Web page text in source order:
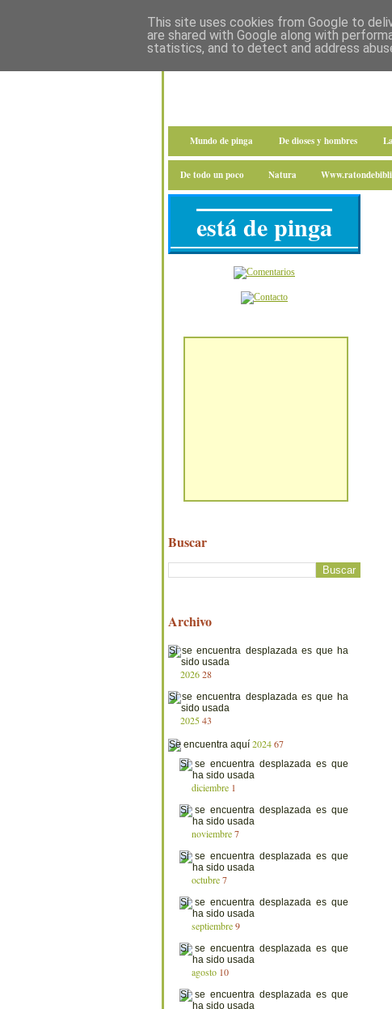
Mundo de pinga De dioses y hombres
De todo un poco Natura
está de pinga
Buscar
Archivo
202628
202543
202467
diciembre 1
noviembre 7
octubre 7
septiembre 9
agosto 10
This site uses cookies from Google to
are shared with Google along with
statistics, and to detect and address